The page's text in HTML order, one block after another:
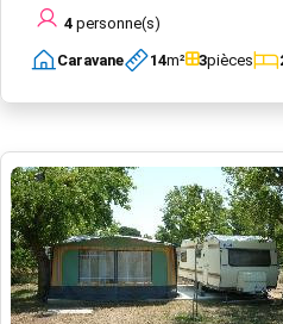
4 personne(s)
Caravane 14m² 3pièces